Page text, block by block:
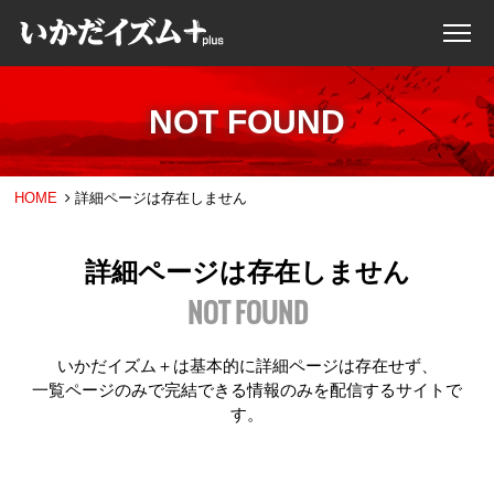
NOT FOUND
HOME 詳細ページは存在しません
詳細ページは存在しません
NOT FOUND
いかだイズム＋は基本的に詳細ページは存在せず、
一覧ページのみで完結できる情報のみを配信するサイトで
す。